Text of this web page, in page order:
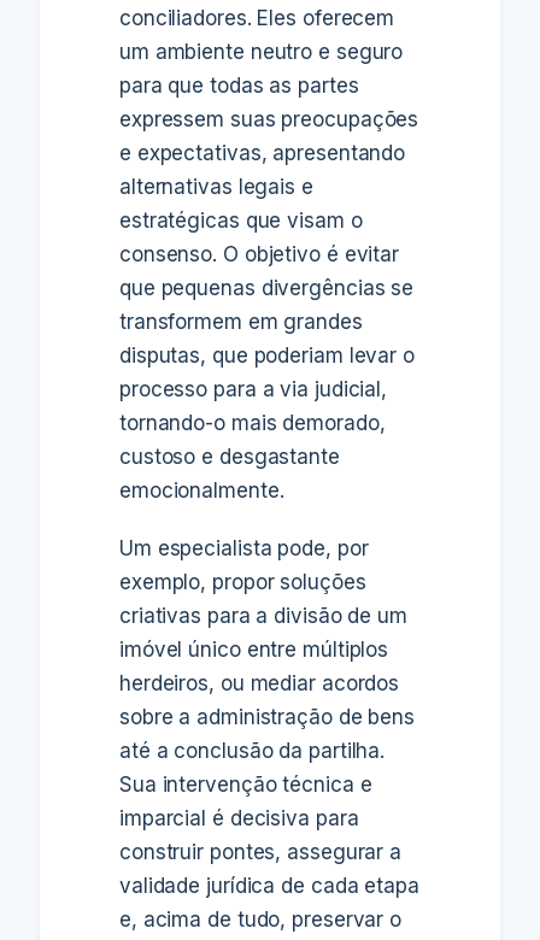
conciliadores. Eles oferecem
um ambiente neutro e seguro
para que todas as partes
expressem suas preocupações
e expectativas, apresentando
alternativas legais e
estratégicas que visam o
consenso. O objetivo é evitar
que pequenas divergências se
transformem em grandes
disputas, que poderiam levar o
processo para a via judicial,
tornando-o mais demorado,
custoso e desgastante
emocionalmente.
Um especialista pode, por
exemplo, propor soluções
criativas para a divisão de um
imóvel único entre múltiplos
herdeiros, ou mediar acordos
sobre a administração de bens
até a conclusão da partilha.
Sua intervenção técnica e
imparcial é decisiva para
construir pontes, assegurar a
validade jurídica de cada etapa
e, acima de tudo, preservar o